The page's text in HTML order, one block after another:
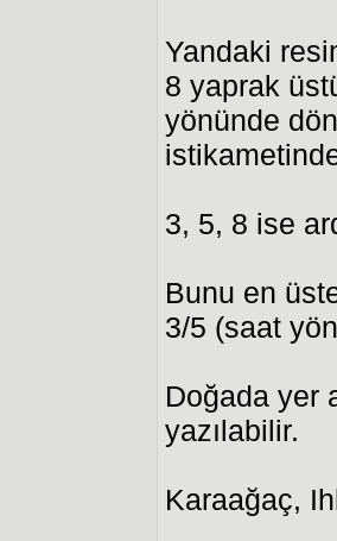
Yandaki
8 yaprak
yönünde
3, 5, 8 ise
Bunu en
3/5 (saat
Doğada yer
yazılabilir.
Karaağaç,